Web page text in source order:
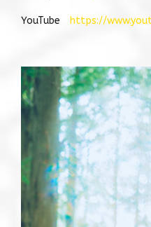
YouTube https://